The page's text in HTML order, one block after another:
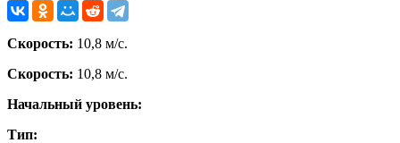
Скорость: 10,8 м/с.
Скорость: 10,8 м/с.
Начальный уровень:
Тип: